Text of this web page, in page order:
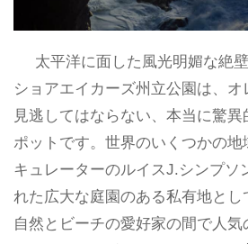
太平洋に面した風光明媚な絶
ショアエイカーズ州立公園は、
見逃してはならない、本当に驚
ポットです。世界のいくつかの地
キュレーターのルイスJ.シンプソ
れた広大な庭園のある私有地とし
自然とビーチの愛好家の間で人